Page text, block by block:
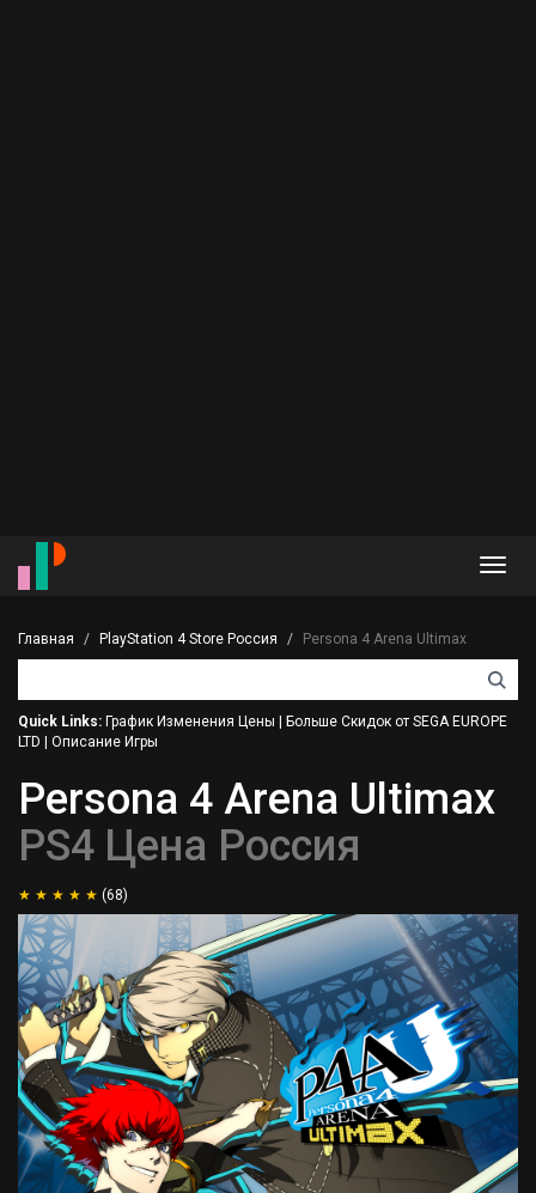
Главная PlayStation 4 Store Россия Persona 4 Arena Ultimax
Quick Links: График Изменения Цены
Больше Скидок от SEGA EUROPE
LTD
Описание Игры
Persona 4 Arena Ultimax
PS4 Цена Россия
(68)